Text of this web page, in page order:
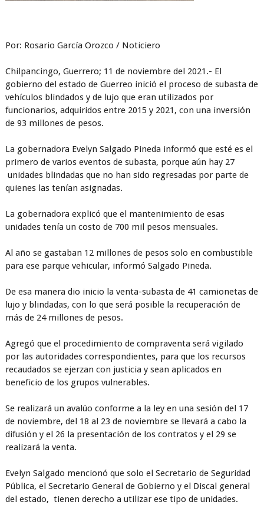
Por: Rosario García Orozco / Noticiero
Chilpancingo, Guerrero; 11 de noviembre del 2021.- El
gobierno del estado de Guerreo inició el proceso de subasta de
vehículos blindados y de lujo que eran utilizados por
funcionarios, adquiridos entre 2015 y 2021, con una inversión
de 93 millones de pesos.
La gobernadora Evelyn Salgado Pineda informó que esté es el
primero de varios eventos de subasta, porque aún hay 27
unidades blindadas que no han sido regresadas por parte de
quienes las tenían asignadas.
La gobernadora explicó que el mantenimiento de esas
unidades tenía un costo de 700 mil pesos mensuales.
Al año se gastaban 12 millones de pesos solo en combustible
para ese parque vehicular, informó Salgado Pineda.
De esa manera dio inicio la venta-subasta de 41 camionetas de
lujo y blindadas, con lo que será posible la recuperación de
más de 24 millones de pesos.
Agregó que el procedimiento de compraventa será vigilado
por las autoridades correspondientes, para que los recursos
recaudados se ejerzan con justicia y sean aplicados en
beneficio de los grupos vulnerables.
Se realizará un avalúo conforme a la ley en una sesión del 17
de noviembre, del 18 al 23 de noviembre se llevará a cabo la
difusión y el 26 la presentación de los contratos y el 29 se
realizará la venta.
Evelyn Salgado mencionó que solo el Secretario de Seguridad
Pública, el Secretario General de Gobierno y el Discal general
del estado, tienen derecho a utilizar ese tipo de unidades.